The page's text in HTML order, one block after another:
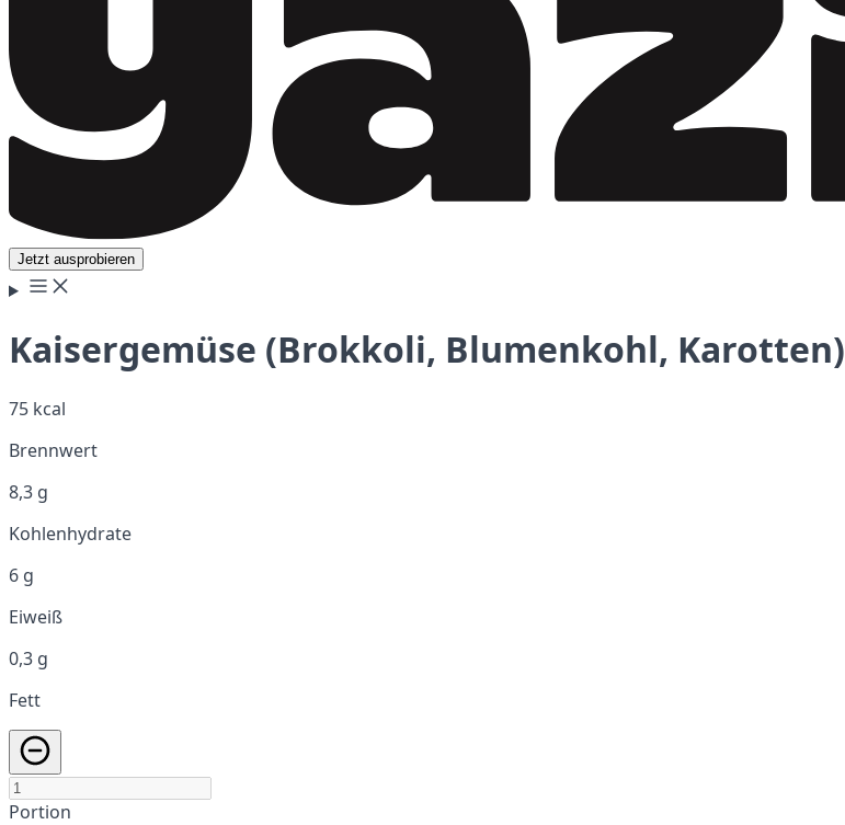
Jetzt ausprobieren
Kaisergemüse (Brokkoli, Blumenkohl, Karotten)
75 kcal
Brennwert
8,3 g
Kohlenhydrate
6 g
Eiweiß
0,3 g
Fett
Portion